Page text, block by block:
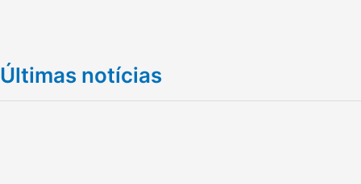
Últimas notícias